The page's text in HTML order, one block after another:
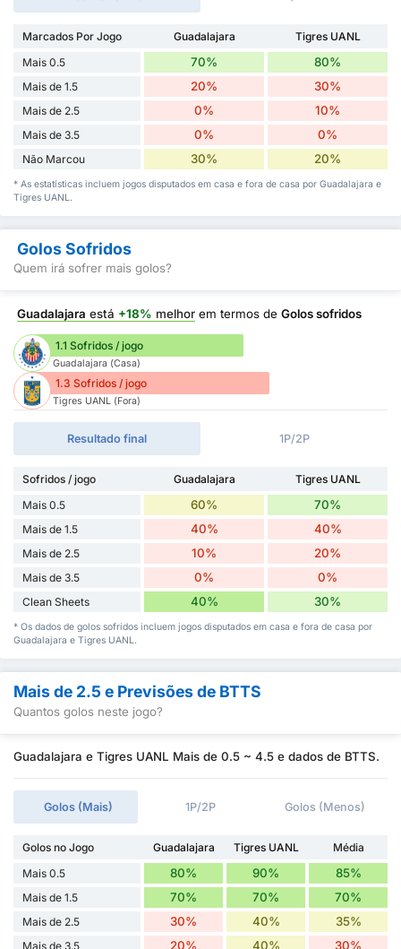
Marcados Por Jogo Guadalajara
Tigres UANL
Mais 0.5
70% 80%
Mais de 1.5 20% 30%
Mais de 2.5 0% 10%
Mais de 3.5 0% 0%
Não Marcou 30% 20%
* As estatísticas incluem jogos disputados em casa e fora de casa por Guadalajara e
Tigres UANL.
Golos Sofridos
Quem irá sofrer mais golos?
Guadalajara está +18% melhor em termos de Golos sofridos
1.1 Sofridos / jogo
Guadalajara (Casa)
1.3 Sofridos / jogo
Tigres UANL (Fora)
Resultado final 1P/2P
Sofridos / jogo Guadalajara
Tigres UANL
Mais 0.5
60% 70%
Mais de 1.5 40% 40%
Mais de 2.5 10% 20%
Mais de 3.5 0% 0%
Clean Sheets 40% 30%
* Os dados de golos sofridos incluem jogos disputados em casa e fora de casa por
Guadalajara e Tigres UANL.
Mais de 2.5 e Previsões de BTTS
Quantos golos neste jogo?
Guadalajara e Tigres UANL Mais de 0.5 ~ 4.5 e dados de BTTS.
Golos (Mais) 1P/2P Golos (Menos)
Golos no Jogo Guadalajara Tigres UANL
Média
Mais 0.5
80% 90% 85%
Mais de 1.5 70% 70% 70%
Mais de 2.5 30% 40% 35%
Mais de 3.5 20% 40% 30%